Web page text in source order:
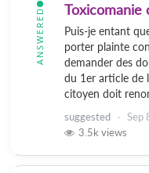
ANSWERED Toxicomanie
Puis-je entant
porter plainte
demander des
du 1er article de
citoyen doit
suggested Sep
3.5k views